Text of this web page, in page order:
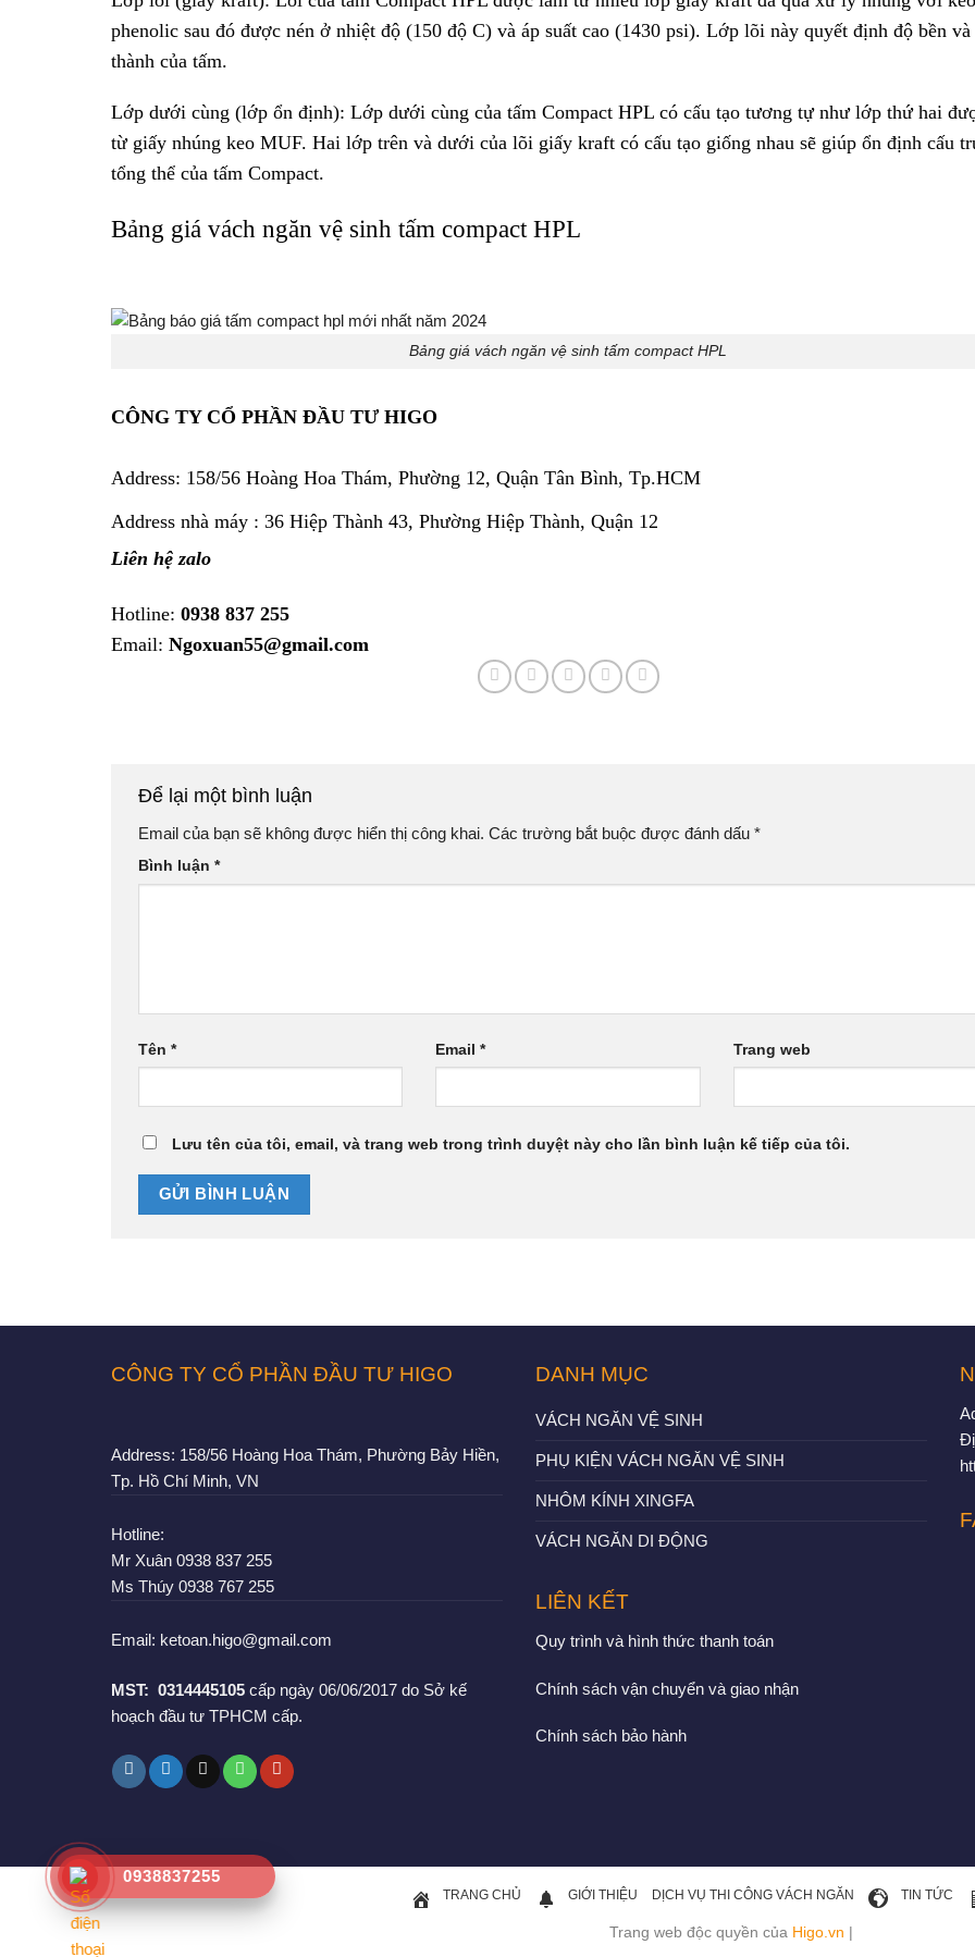
phenolic sau đó được nén ở nhiệt độ (150 độ C) và áp suất cao (1430 psi). Lớp lõi này quyết định độ bền và
thành của tấm.
Lớp dưới cùng (lớp ổn định): Lớp dưới cùng của tấm Compact HPL có cấu tạo tương tự như lớp thứ hai
từ giấy nhúng keo MUF. Hai lớp trên và dưới của lõi giấy kraft có cấu tạo giống nhau sẽ giúp ổn định cấu
tổng thể của tấm Compact.
Bảng giá vách ngăn vệ sinh tấm compact HPL
Bảng giá vách ngăn vệ sinh tấm compact HPL
CÔNG TY CỔ PHẦN ĐẦU TƯ HIGO
Address: 158/56 Hoàng Hoa Thám, Phường 12, Quận Tân Bình, Tp.HCM
Address nhà máy : 36 Hiệp Thành 43, Phường Hiệp Thành, Quận 12
Liên hệ zalo
Hotline: 0938 837 255
Email: Ngoxuan55@gmail.com
Để lại một bình luận
Email của bạn sẽ không được hiển thị công khai. Các trường bắt buộc được đánh dấu *
Bình luận *
Tên * Email* Trang web
Lưu tên của tôi, email, và trang web trong trình duyệt này cho lần bình luận kế tiếp của tôi.
CÔNG TY CỔ PHẦN ĐẦU TƯ HIGO
Address: 158/56 Hoàng Hoa Thám, Phường Bảy Hiền,
Tp. Hồ Chí Minh, VN
Hotline:
Mr Xuân 0938 837 255
Ms Thúy 0938 767 255
Email: ketoan.higo@gmail.com
MST: 0314445105 cấp ngày 06/06/2017 do Sở kế
hoạch đầu tư TPHCM cấp.
DANH MỤC
VÁCH NGĂN VỆ SINH
PHỤ KIỆN VÁCH NGĂN VỆ SINH
NHÔM KÍNH XINGFA
VÁCH NGĂN DI ĐỘNG
LIÊN KẾT
Quy trình và hình thức thanh toán
Chính sách vận chuyển và giao nhận
Chính sách bảo hành
TRANG CHỦ GIỚI THIỆU DỊCH VỤ THI CÔNG VÁCH NGĂN TIN TỨC
Trang web độc quyền của Higo.vn
0938837255